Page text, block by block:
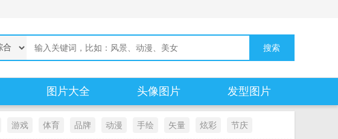
图片大全 头像图片 发型图片
游戏 体育 品牌 动漫 手绘 矢量 炫彩 节庆